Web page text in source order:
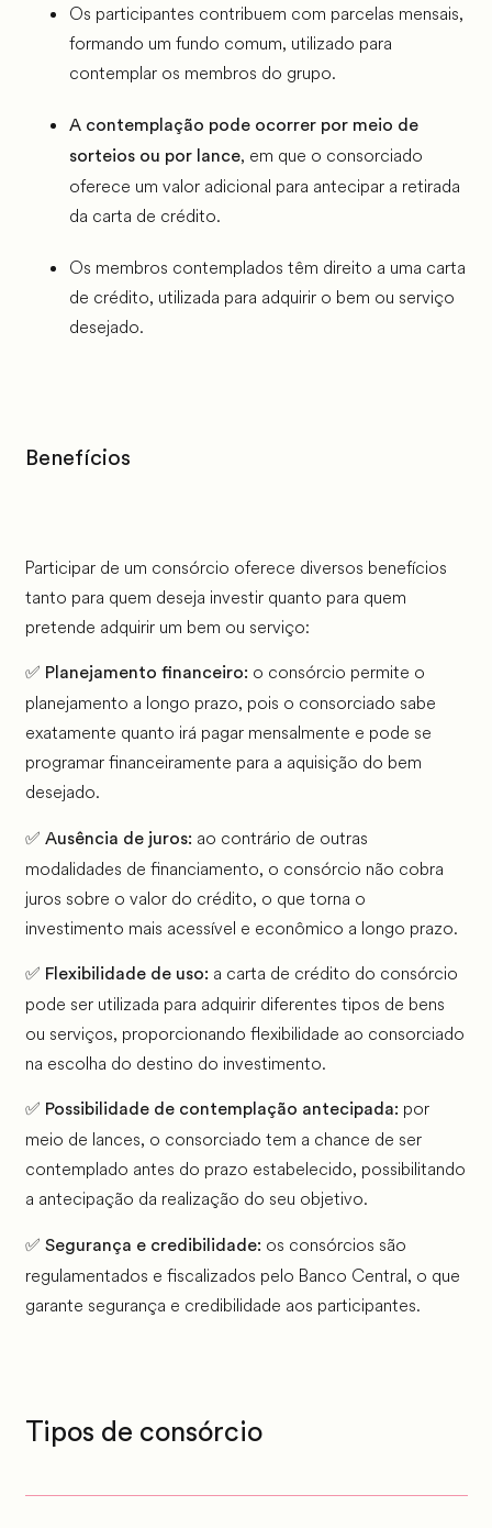
Os participantes contribuem com parcelas mensais,
formando um fundo comum, utilizado para
contemplar os membros do grupo.
A contemplação pode ocorrer por meio de
sorteios ou por lance, em que o consorciado
oferece um valor adicional para antecipar a retirada
da carta de crédito.
Os membros contemplados têm direito a uma carta
de crédito, utilizada para adquirir o bem ou serviço
desejado.
Benefícios
Participar de um consórcio oferece diversos benefícios
tanto para quem deseja investir quanto para quem
pretende adquirir um bem ou serviço:
✅ Planejamento financeiro: o consórcio permite o
planejamento a longo prazo, pois o consorciado sabe
exatamente quanto irá pagar mensalmente e pode se
programar financeiramente para a aquisição do bem
desejado.
✅ Ausência de juros: ao contrário de outras
modalidades de financiamento, o consórcio não cobra
juros sobre o valor do crédito, o que torna o
investimento mais acessível e econômico a longo prazo.
✅ Flexibilidade de uso: a carta de crédito do consórcio
pode ser utilizada para adquirir diferentes tipos de bens
ou serviços, proporcionando flexibilidade ao consorciado
na escolha do destino do investimento.
✅ Possibilidade de contemplação antecipada: por
meio de lances, o consorciado tem a chance de ser
contemplado antes do prazo estabelecido, possibilitando
a antecipação da realização do seu objetivo.
✅ Segurança e credibilidade: os consórcios são
regulamentados e fiscalizados pelo Banco Central, o que
garante segurança e credibilidade aos participantes.
Tipos de consórcio